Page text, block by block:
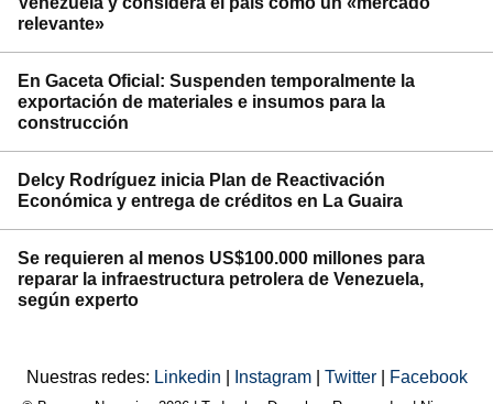
relevante»
En Gaceta Oficial: Suspenden temporalmente la
exportación de materiales e insumos para la
construcción
Delcy Rodríguez inicia Plan de Reactivación
Económica y entrega de créditos en La Guaira
Se requieren al menos US$100.000 millones para
reparar la infraestructura petrolera de Venezuela,
según experto
Nuestras redes: Linkedin Instagram Twitter Facebook